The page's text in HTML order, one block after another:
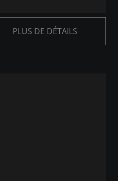
PLUS DE DÉTAILS